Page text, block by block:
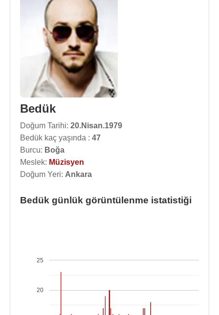
Bedük
Doğum Tarihi: 20.Nisan.1979
Bedük kaç yaşında : 47
Burcu: Boğa
Meslek: Müzisyen
Doğum Yeri: Ankara
Bedük günlük görüntülenme istatistiği
20
25